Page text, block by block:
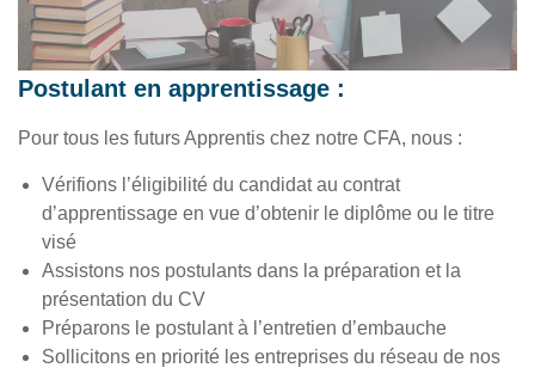
Postulant en apprentissage :
Pour tous les futurs Apprentis chez notre CFA, nous :
Vérifions l’éligibilité du candidat au contrat
d’apprentissage en vue d’obtenir le diplôme ou le titre
visé
Assistons nos postulants dans la préparation et la
présentation du CV
Préparons le postulant à l’entretien d’embauche
Sollicitons en priorité les entreprises du réseau de nos